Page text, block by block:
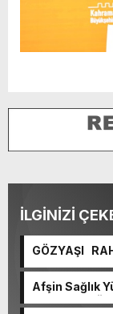
İLGİNİZİ
GÖZYAŞI
Afşin Sağlık
Okulunda